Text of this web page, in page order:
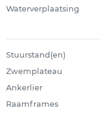
Waterverplaatsing
Stuurstand(en)
Zwemplateau
Ankerlier
Raamframes